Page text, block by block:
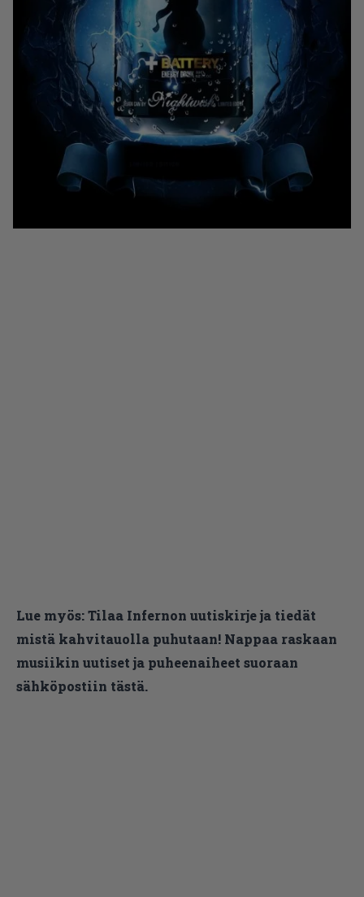
Lue myös:Tilaa Infernon uutiskirje ja tiedät
mistä kahvitauolla puhutaan! Nappaa raskaan
musiikin uutiset ja puheenaiheet suoraan
sähköpostiin tästä.